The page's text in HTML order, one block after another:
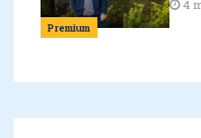
Premium
4